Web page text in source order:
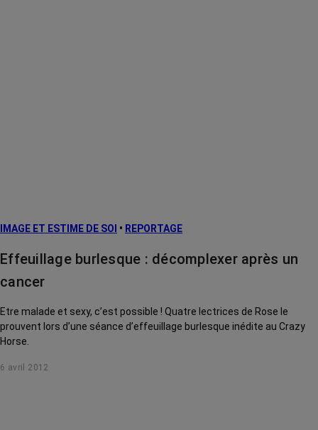
IMAGE ET ESTIME DE SOI • REPORTAGE
Effeuillage burlesque : décomplexer après un
cancer
Etre malade et sexy, c’est possible ! Quatre lectrices de Rose le
prouvent lors d’une séance d’effeuillage burlesque inédite au Crazy
Horse.
6 avril 2012